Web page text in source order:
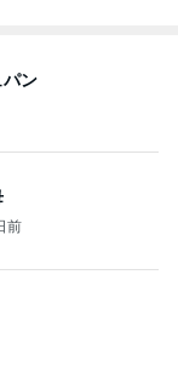
パン
前